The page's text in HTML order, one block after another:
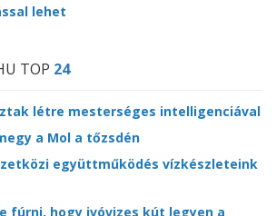
lehet
TOP 24
létre mesterséges intelligenciával
a Mol a tőzsdén
együttműködés vízkészleteink
fúrni, hogy ivóvizes kút legyen a